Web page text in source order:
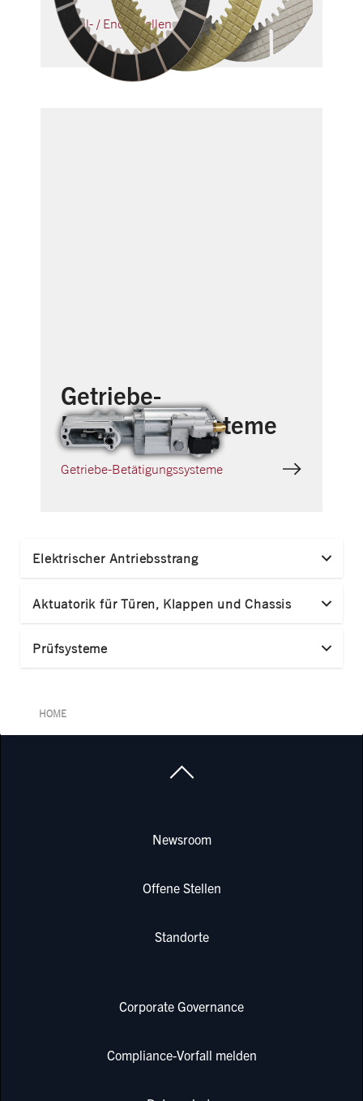
Stahl- / Endlamellen
Getriebe-
Betätigungssysteme
Getriebe-Betätigungssysteme
Elektrischer Antriebsstrang
Aktuatorik für Türen, Klappen und Chassis
Prüfsysteme
HOME
Newsroom
Offene Stellen
Standorte
Corporate Governance
Compliance-Vorfall melden